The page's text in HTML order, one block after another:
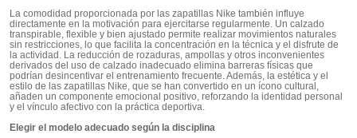
La comodidad proporcionada por las zapatillas Nike también influye
directamente en la motivación para ejercitarse regularmente. Un calzado
transpirable, flexible y bien ajustado permite realizar movimientos naturales
sin restricciones, lo que facilita la concentración en la técnica y el disfrute de
la actividad. La reducción de rozaduras, ampollas y otros inconvenientes
derivados del uso de calzado inadecuado elimina barreras físicas que
podrían desincentivar el entrenamiento frecuente. Además, la estética y el
estilo de las zapatillas Nike, que se han convertido en un ícono cultural,
añaden un componente emocional positivo, reforzando la identidad personal
y el vínculo afectivo con la práctica deportiva.
Elegir el modelo adecuado según la disciplina